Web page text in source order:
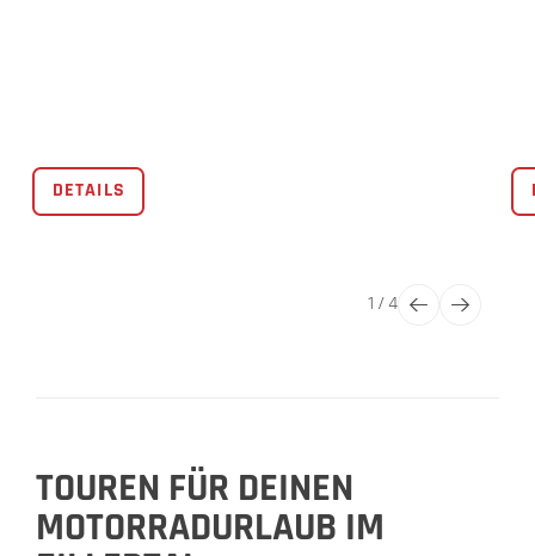
DETAILS
1 /4
TOUREN FÜR DEINEN
MOTORRADURLAUB IM